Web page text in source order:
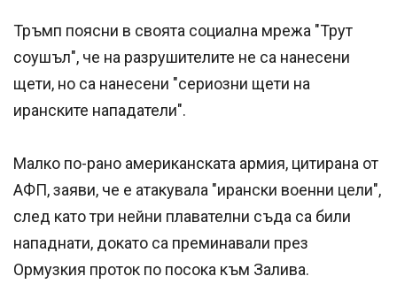
Тръмп поясни в своята социална мрежа "Трут
соушъл", че на разрушителите не са нанесени
щети, но са нанесени "сериозни щети на
иранските нападатели".
Малко по-рано американската армия, цитирана от
АФП, заяви, че е атакувала "ирански военни цели",
след като три нейни плавателни съда са били
нападнати, докато са преминавали през
Ормузкия проток по посока към Залива.